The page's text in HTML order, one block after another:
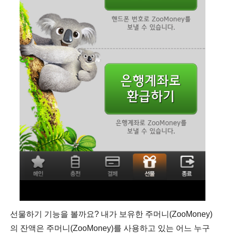
선물하기 기능을 볼까요? 내가 보유한 주머니(ZooMoney)
의 잔액은 주머니(ZooMoney)를 사용하고 있는 어느 누구